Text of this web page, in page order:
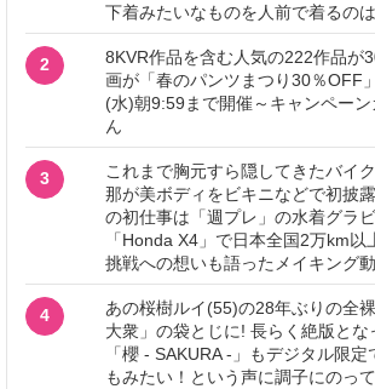
下着みたいなものを人前で着るのは
2
8KVR作品を含む人気の222作品が
画が「春のパンツまつり30％OFF
(水)朝9:59まで開催～キャンペーン
ん
3
これまで胸元すら隠してきたバイ
那が美ボディをビキニなどで初披
の初仕事は「週プレ」の水着グラ
「Honda X4」で日本全国2万km以
挑戦への想いも語ったメイキング
4
あの桜樹ルイ(55)の28年ぶりの全
大衆」の袋とじに! 長らく絶版とな
「櫻 - SAKURA -」もデジタル限
もみたい！という声に調子にのっ